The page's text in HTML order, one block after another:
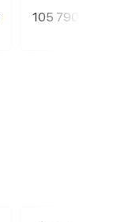
105 790₽